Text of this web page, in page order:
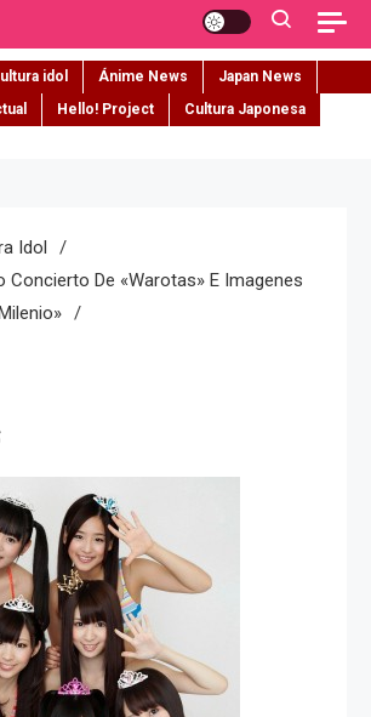
idol Ánime News
Japan News
Hello! Project
Cultura Japonesa
Idol
Concierto De «Warotas» E Imagenes